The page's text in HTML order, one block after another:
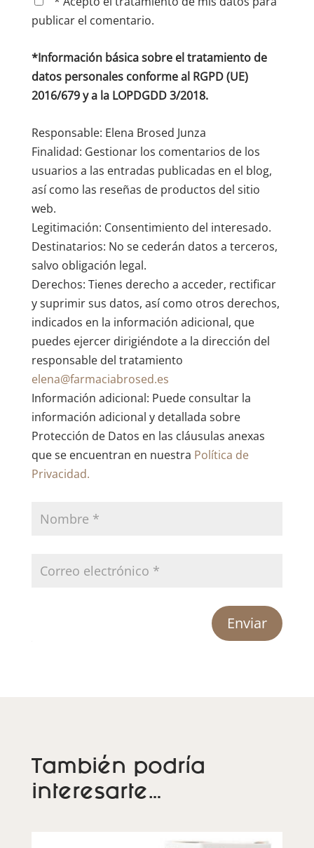
publicar el comentario.
*Información básica sobre el tratamiento de
datos personales conforme al RGPD (UE)
2016/679 y a la LOPDGDD 3/2018.
Responsable: Elena Brosed Junza
Finalidad: Gestionar los comentarios de los
usuarios a las entradas publicadas en el blog,
así como las reseñas de productos del sitio
web.
Legitimación: Consentimiento del interesado.
Destinatarios: No se cederán datos a terceros,
salvo obligación legal.
Derechos: Tienes derecho a acceder, rectificar
y suprimir sus datos, así como otros derechos,
indicados en la información adicional, que
puedes ejercer dirigiéndote a la dirección del
responsable del tratamiento
elena@farmaciabrosed.es
Información adicional: Puede consultar la
información adicional y detallada sobre
Protección de Datos en las cláusulas anexas
que se encuentran en nuestra Política de
Privacidad.
Enviar
También podría
interesarte…